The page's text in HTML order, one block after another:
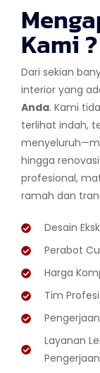
Kami ?
Dari sekian
interior yang
Anda. Kami
terlihat indah,
hingga
profesional,
ramah dan
Desain
Perabot
Harga
Tim
Layanan
Pengerjaan